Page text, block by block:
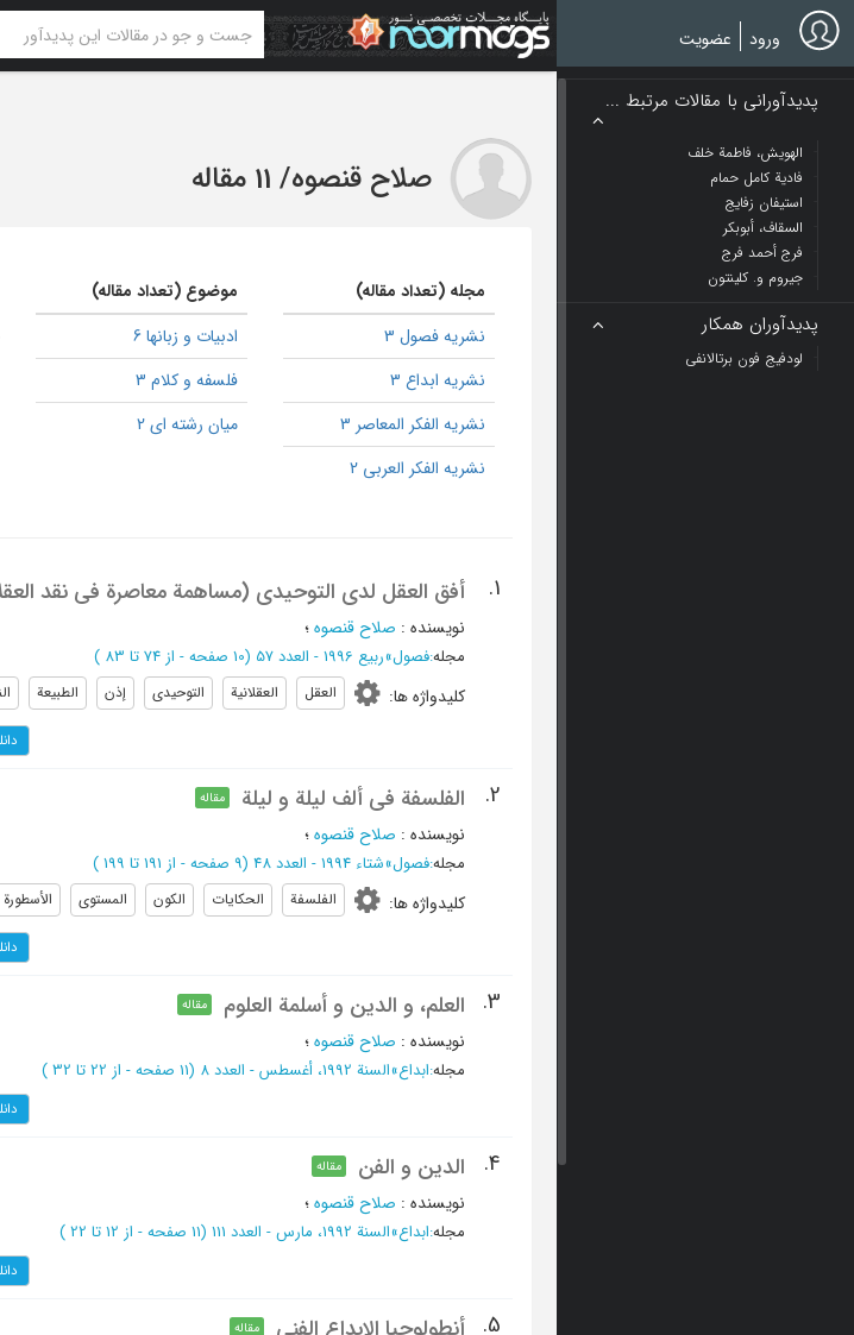
Skip
to
main
ورود عضویت
پدیدآورانی با مقالات مرتبط ...
الهویش، فاطمة خلف
فادیة کامل حمام
استیفان زفایج
السقاف، أبوبکر
فرج أحمد فرج
جیروم و. کلینتون
پدیدآوران همکار
لودفیج فون برتالانفی
صلاح قنصوه/ 11 مقاله
مجله (تعداد مقاله)
نشریه فصول 3
نشریه ابداع 3
نشریه الفکر المعاصر 3
نشریه الفکر العربی 2
موضوع (تعداد مقاله)
ادبیات و زبانها 6
فلسفه و کلام 3
میان رشته ای 2
1. أفق العقل لدی التوحیدی (مساهمة معاصرة فی نقد
نویسنده : صلاح قنصوه؛
مجله:فصول»ربیع 1996 - العدد 57 (‎10 صفحه - از 74 تا 83 )
کلیدواژه ها: العقل العقلانیة التوحیدی إذن الطبیعة
2. الفلسفة فی ألف لیلة و لیلة مقاله
نویسنده : صلاح قنصوه؛
مجله:فصول»شتاء 1994 - العدد 48 (‎9 صفحه - از 191 تا 199 )
کلیدواژه ها: الفلسفة الحکایات الکون المستوی الأسطورة
3. العلم، و الدین و أسلمة العلوم مقاله
نویسنده : صلاح قنصوه؛
مجله:ابداع»السنة 1992، أغسطس - العدد 8 (‎11 صفحه - از 22 تا 32 )
4. الدین و الفن مقاله
نویسنده : صلاح قنصوه؛
مجله:ابداع»السنة 1992، مارس - العدد 111 (‎11 صفحه - از 12 تا 22 )
5. مقاله